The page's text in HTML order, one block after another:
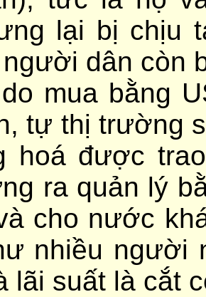
lại bị chịu
dân còn
mua bằng
tự thị trường
hoá được
ra quản lý
cho nước
nhiều người
lãi suất là cắt